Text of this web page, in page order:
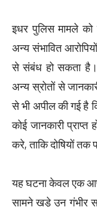
इधर पुलिस मामले
अन्य संभावित
से संबंध हो सकता है।
अन्य स्रोतों से
से भी अपील की गई है
कोई जानकारी
करे, ताकि दोषियों
यह घटना केवल एक
सामने खड़े उन गंभीर